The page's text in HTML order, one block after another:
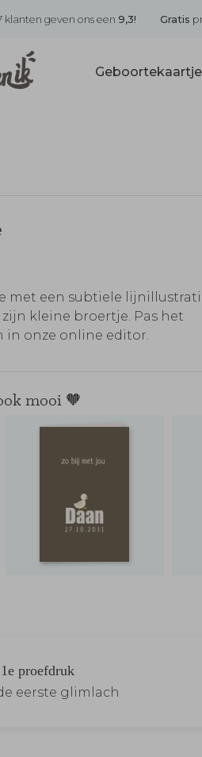
klanten geven ons een 9,3! Gratis
met een subtiele
kleine broertje. Pas het
in onze online editor.
mooi 🧡
proefdruk
eerste glimlach